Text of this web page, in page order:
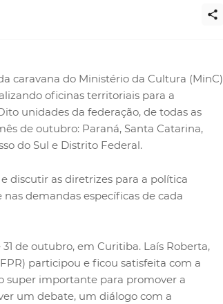
caravana do Ministério da Cultura (MinC)
oficinas territoriais para a
unidades da federação, de todas as
de outubro: Paraná, Santa Catarina,
do Sul e Distrito Federal.
discutir as diretrizes para a política
demandas específicas de cada
de outubro, em Curitiba. Laís Roberta,
participou e ficou satisfeita com a
super importante para promover a
um debate, um diálogo com a